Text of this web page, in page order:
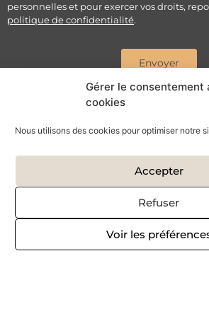
Gérer le consentement
cookies
Nous utilisons des cookies pour optimiser notre
Accepter
Refuser
Voir les
personnelles et pour exercer vos droits,
politique de confidentialité.
Envoyer